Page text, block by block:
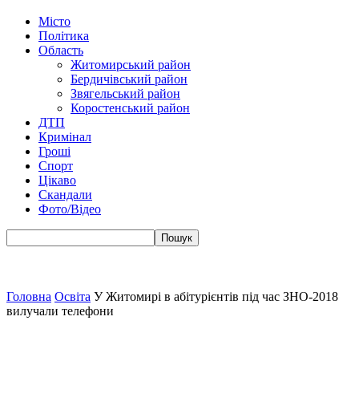
Місто
Політика
Область
Житомирський район
Бердичівський район
Звягельський район
Коростенський район
ДТП
Кримінал
Гроші
Спорт
Цікаво
Скандали
Фото/Відео
Головна Освіта У Житомирі в абітурієнтів під час ЗНО-2018
вилучали телефони